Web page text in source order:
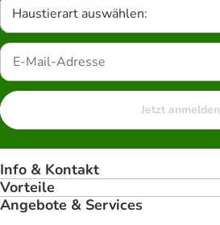
Haustierart auswählen:
Jetzt anmelden
Info & Kontakt
Vorteile
Angebote & Services